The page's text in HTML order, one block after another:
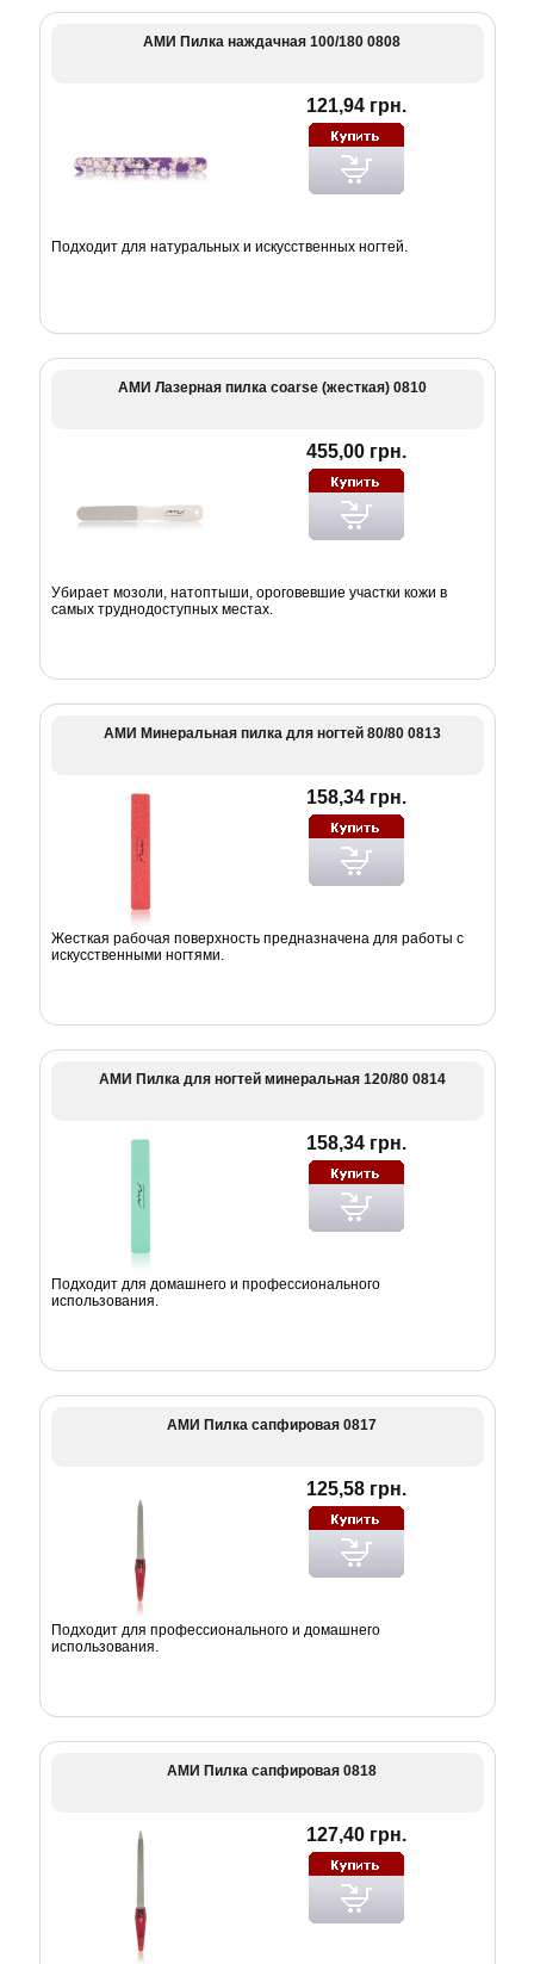
АМИ Пилка наждачная 100/180 0808
121,94 грн.
Подходит для натуральных и искусственных ногтей.
АМИ Лазерная пилка coarse (жесткая) 0810
455,00 грн.
Убирает мозоли, натоптыши, ороговевшие участки кожи в
самых труднодоступных местах.
АМИ Минеральная пилка для ногтей 80/80 0813
158,34 грн.
Жесткая рабочая поверхность предназначена для работы с
искусственными ногтями.
АМИ Пилка для ногтей минеральная 120/80 0814
158,34 грн.
Подходит для домашнего и профессионального
использования.
АМИ Пилка сапфировая 0817
125,58 грн.
Подходит для профессионального и домашнего
использования.
АМИ Пилка сапфировая 0818
127,40 грн.